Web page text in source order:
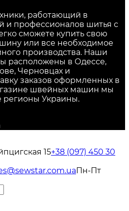
работающий в
и профессионалов шитья с
сможете купить свою
или все необходимое
производства. Наши
расположены в Одессе,
Черновцах и
заказов оформленных в
швейных машин мы
регионы Украины.
15+38 (097) 450 30
Пн-Пт